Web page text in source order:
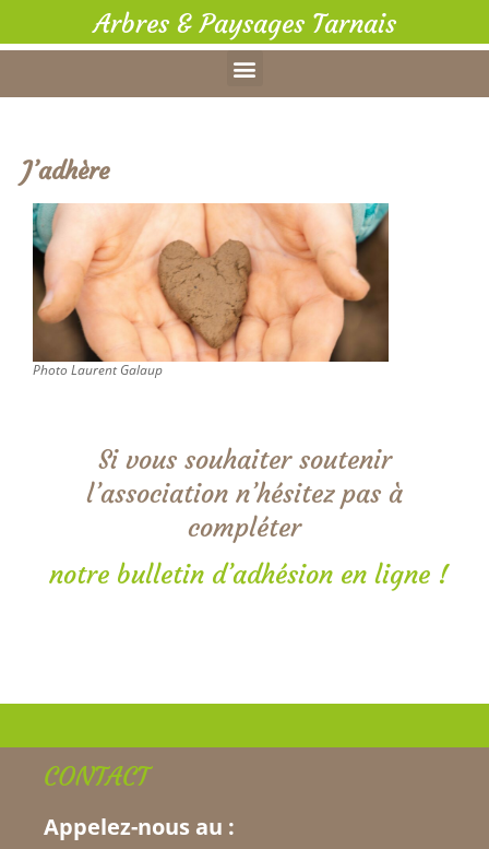
Arbres & Paysages Tarnais
J’adhère
Photo Laurent Galaup
Si vous souhaiter soutenir
l’association n’hésitez pas à
compléter
notre bulletin d’adhésion en ligne !
CONTACT
Appelez-nous au :